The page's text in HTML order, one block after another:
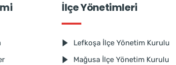
İlçe Yönetimleri
Lefkoşa İlçe Yönetim Kurulu
Mağusa İlçe Yönetim Kurulu